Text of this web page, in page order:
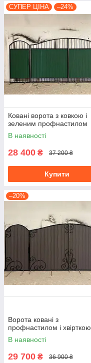
СУПЕР ЦІНА –24%
Ковані ворота з ковкою і
зеленим профнастилом
В наявності
28 400 ₴ 37 200 ₴
Купити
–20%
Ворота ковані з
профнастилом і хвірткою
В наявності
29 700 ₴ 36 900 ₴